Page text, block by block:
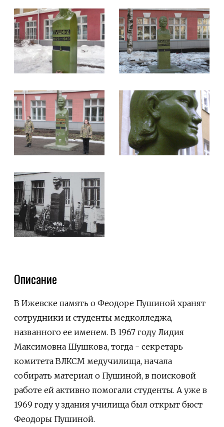
Описание
В Ижевске память о Феодоре Пушиной хранят
сотрудники и студенты медколледжа,
названного ее именем. В 1967 году Лидия
Максимовна Шушкова, тогда - секретарь
комитета ВЛКСМ медучилища, начала
собирать материал о Пушиной, в поисковой
работе ей активно помогали студенты. А уже в
1969 году у здания училища был открыт бюст
Феодоры Пушиной.